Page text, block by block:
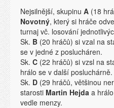
Nejsilnější, skupinu A (18
Novotný, který si hráče
turnaj vč. losování
Sk. B (20 hráčů) si vzal na
se v jedné z poslucháren.
Sk. C (22 hráčů) si vzsl na
hrálo se v další posluchárně.
Sk. D (29 hráčů, většinou
starosti Martin Hejda a
vedle menzy.